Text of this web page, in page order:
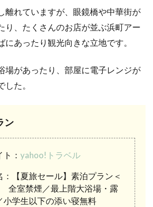
離れていますが、眼鏡橋や中華街が
り、たくさんのお店が並ぶ浜町アー
にあったり観光向きな立地です。
場があったり、部屋に電子レンジが
た。
ン
： yahoo!トラベル
：【夏旅セール】素泊プラン＜
全室禁煙／最上階大浴場・露
小学生以下の添い寝無料